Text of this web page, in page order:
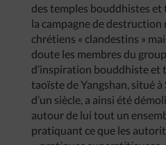
des temples bouddhistes
la campagne de destruction
chrétiens « clandestins »
doute les membres du
d’inspiration bouddhiste et
taoïste de Yangshan, situé
d’un siècle, a ainsi été
autour de lui tout un
pratiquant ce que les